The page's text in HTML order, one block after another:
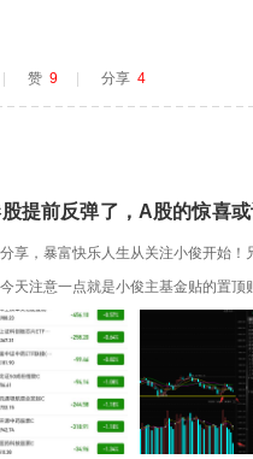
赞 9 分享 4
提前反弹了，A股的惊喜
享，暴富快乐人生从关注小俊开始
天注意一点就是小俊主基金贴的置
上方白栏目中搜王智俊看最新的贴
模拟估值，港股的指数基金没识别